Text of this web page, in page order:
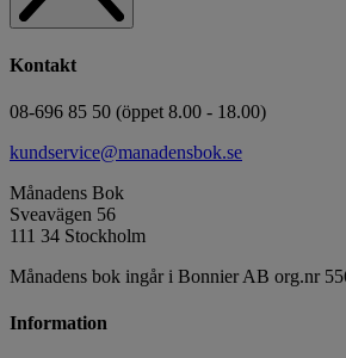
Kontakt
08-696 85 50 (öppet 8.00 - 18.00)
kundservice@manadensbok.se
Månadens Bok
Sveavägen 56
111 34 Stockholm
Månadens bok ingår i Bonnier AB org.nr
Information